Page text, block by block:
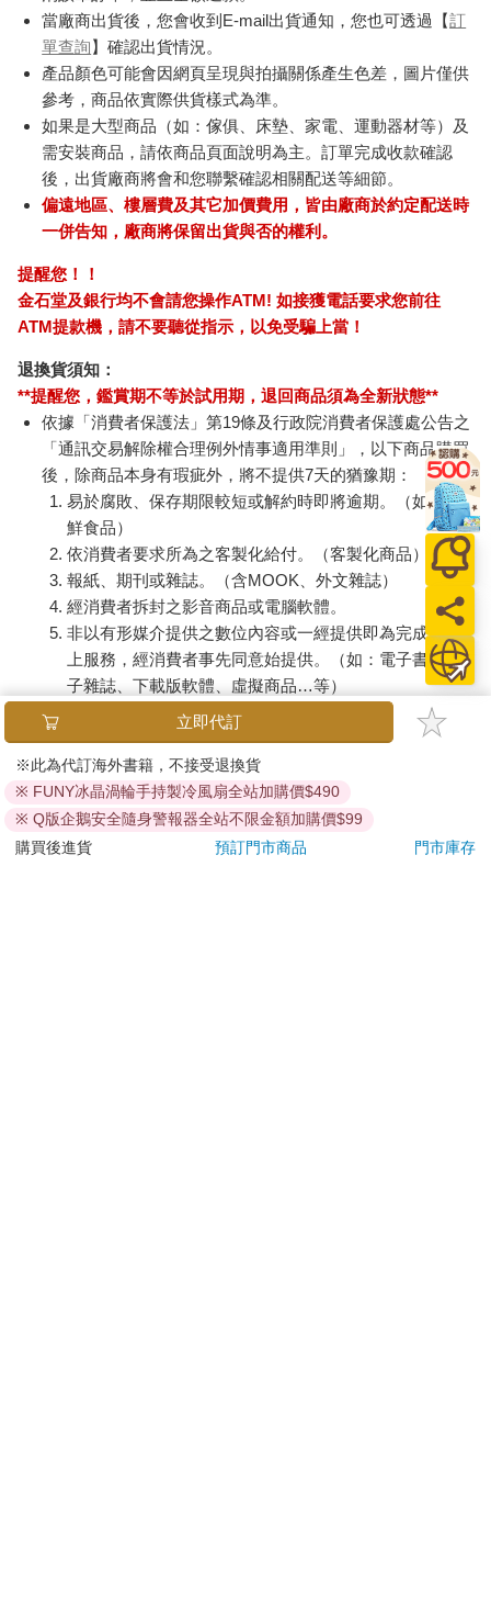
當廠商出貨後，您會收到E-mail出貨通知，您也可透過【訂
單查詢】確認出貨情況。
產品顏色可能會因網頁呈現與拍攝關係產生色差，圖片僅供
參考，商品依實際供貨樣式為準。
如果是大型商品（如：傢俱、床墊、家電、運動器材等）及
需安裝商品，請依商品頁面說明為主。訂單完成收款確認
後，出貨廠商將會和您聯繫確認相關配送等細節。
偏遠地區、樓層費及其它加價費用，皆由廠商於約定配送時
一併告知，廠商將保留出貨與否的權利。
提醒您！！
金石堂及銀行均不會請您操作ATM! 如接獲電話要求您前往
ATM提款機，請不要聽從指示，以免受騙上當！
退換貨須知：
**提醒您，鑑賞期不等於試用期，退回商品須為全新狀態**
依據「消費者保護法」第19條及行政院消費者保護處公告之
「通訊交易解除權合理例外情事適用準則」，以下商品購買
後，除商品本身有瑕疵外，將不提供7天的猶豫期：
易於腐敗、保存期限較短或解約時即將逾期。（如：生
鮮食品）
依消費者要求所為之客製化給付。（客製化商品）
報紙、期刊或雜誌。（含MOOK、外文雜誌）
經消費者拆封之影音商品或電腦軟體。
非以有形媒介提供之數位內容或一經提供即為完成之線
上服務，經消費者事先同意始提供。（如：電子書、電
子雜誌、下載版軟體、虛擬商品…等）
已拆封之個人衛生用品。（如：內衣褲、刮鬍刀、除毛
若非上列種類商品，均享有到貨7天的猶豫期（含例假
日）。
辦理退換貨時，商品（組合商品恕無法接受單獨退貨）必須
是您收到商品時的原始狀態（包含商品本體、配件、贈品、
立即代訂
※此為代訂海外書籍，不接受退換貨
※ FUNY冰晶渦輪手持製冷風扇全站加購價$490
※ Q版企鵝安全隨身警報器全站不限金額加購價$99
購買後進貨
預訂門市商品 門市庫存